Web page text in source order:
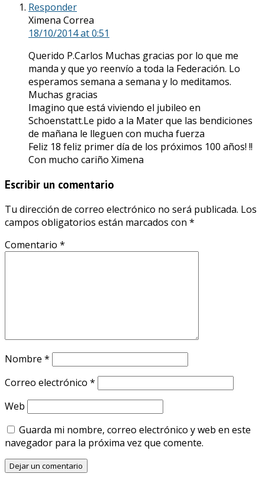
Responder
Ximena Correa
18/10/2014at 0:51
Querido P.Carlos Muchas gracias por lo que me
manda y que yo reenvío a toda la Federación. Lo
esperamos semana a semana y lo meditamos.
Muchas gracias
Imagino que está viviendo el jubileo en
Schoenstatt.Le pido a la Mater que las bendiciones
de mañana le lleguen con mucha fuerza
Feliz 18 feliz primer día de los próximos 100 años! !!
Con mucho cariño Ximena
Escribir un comentario
Tu dirección de correo electrónico no será publicada. Los
campos obligatorios están marcados con *
Comentario *
Nombre *
Correo electrónico *
Web
Guarda mi nombre, correo electrónico y web en este
navegador para la próxima vez que comente.